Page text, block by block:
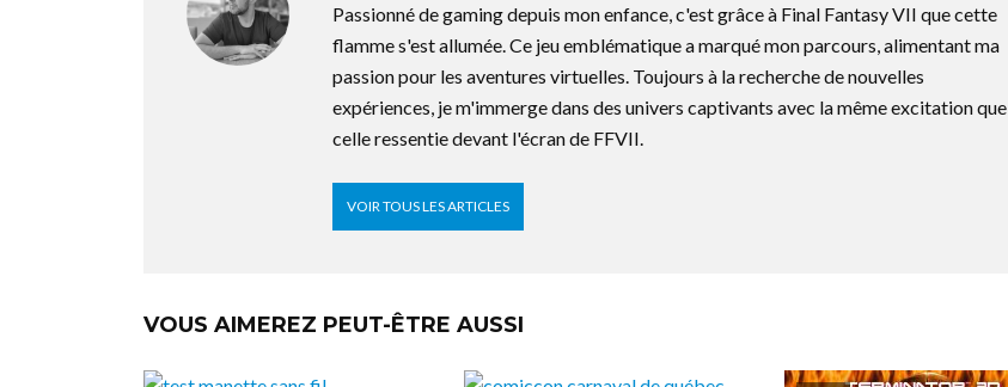
Passionné de gaming depuis mon enfance, c'est grâce à Final Fantasy VII que cette
flamme s'est allumée. Ce jeu emblématique a marqué mon parcours, alimentant ma
passion pour les aventures virtuelles. Toujours à la recherche de nouvelles
expériences, je m'immerge dans des univers captivants avec la même excitation que
celle ressentie devant l'écran de FFVII.
VOIR TOUS LES ARTICLES
VOUS AIMEREZ PEUT-ÊTRE AUSSI